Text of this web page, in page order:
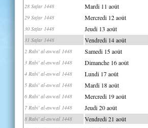
28 Safar 1448 Mardi 11 août
29 Safar 1448 Mercredi 12 août
30 Safar 1448 Jeudi 13 août
31 Safar 1448 Vendredi 14 août
2 Rabi' al-awwal 1448 Samedi 15 août
3 Rabi' al-awwal 1448 Dimanche 16 août
4 Rabi' al-awwal 1448 Lundi 17 août
5 Rabi' al-awwal 1448 Mardi 18 août
6 Rabi' al-awwal 1448 Mercredi 19 août
7 Rabi' al-awwal 1448 Jeudi 20 août
8 Rabi' al-awwal 1448 Vendredi 21 août